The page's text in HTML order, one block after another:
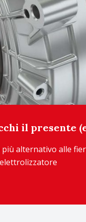
il presente
alternativo alle